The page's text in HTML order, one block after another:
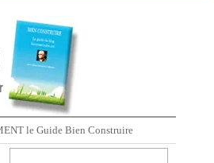
le Guide Bien Construire